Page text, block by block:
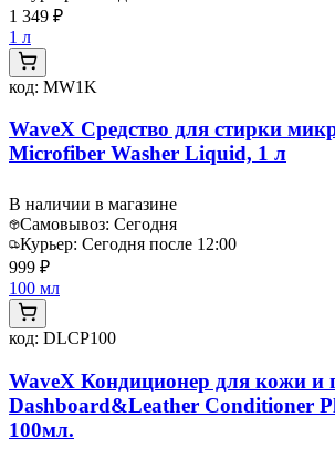
1 349 ₽
1 л
код: MW1K
WaveX Средство для стирки
Microfiber Washer Liquid, 1 л
В наличии в магазине
Самовывоз: Сегодня
Курьер: Сегодня после 12:00
999 ₽
100 мл
код: DLCP100
WaveX Кондиционер для кожи и
Dashboard&Leather Conditioner
100мл.